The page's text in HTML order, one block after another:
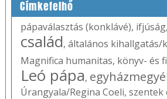
Címkefelhő
pápaválasztás (konklávé), ifjúság,
család, általános kihallgatás/
Magnifica humanitas, könyv- és
Leó pápa,
Úrangyala/Regina Coeli, szentek